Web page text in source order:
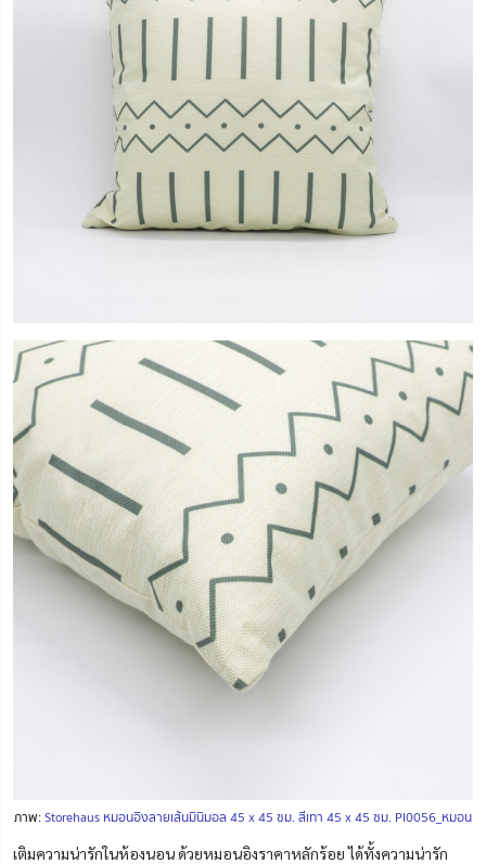
ภาพ:Storehaus หมอนอิงลายเส้นมินิมอล 45 x 45 ซม. สีเทา 45 x 45 ซม. PI0056_หมอน
เติมความน่ารักในห้องนอน ด้วยหมอนอิงราคาหลักร้อย ได้ทั้งความน่ารัก